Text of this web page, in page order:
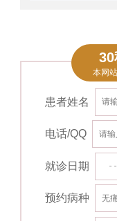
本网
患者姓名
电话/QQ
就诊日期
预约病种